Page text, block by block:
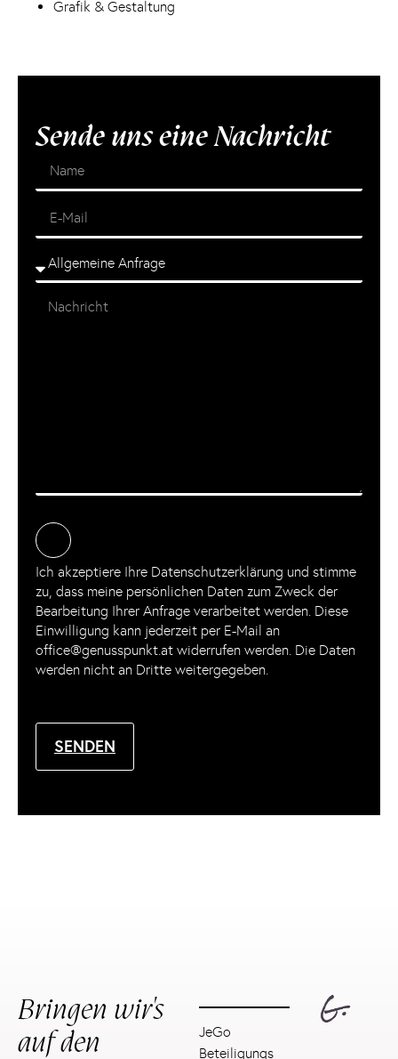
Grafik & Gestaltung
Sende uns eine Nachricht
Ich akzeptiere Ihre Datenschutzerklärung und stimme
zu, dass meine persönlichen Daten zum Zweck der
Bearbeitung Ihrer Anfrage verarbeitet werden. Diese
Einwilligung kann jederzeit per E-Mail an
office@genusspunkt.at widerrufen werden. Die Daten
werden nicht an Dritte weitergegeben.
SENDEN
Bringen wir's
auf den
JeGo
Beteiligungs